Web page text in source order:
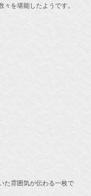
を堪能したようです。
た雰囲気が伝わる一枚で